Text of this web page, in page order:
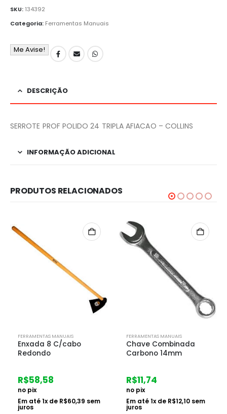
SKU: 134392
Categoria: Ferramentas Manuais
Me Avise!
DESCRIÇÃO
SERROTE PROF POLIDO 24 TRIPLA AFIACAO – COLLINS
INFORMAÇÃO ADICIONAL
PRODUTOS RELACIONADOS
FERRAMENTAS MANUAIS
Enxada 8 C/cabo
Redondo
R$58,58
no pix
Em até1x de R$60,39 sem
juros
FERRAMENTAS MANUAIS
Chave Combinada
Carbono 14mm
R$11,74
no pix
Em até1x de R$12,10 sem
juros